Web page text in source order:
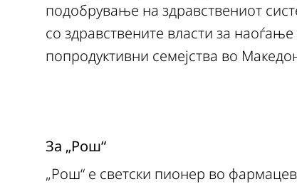
подобрување на здравствениот
со здравствените власти за
попродуктивни семејства во
За „Рош“
„Рош“ е светски пионер во